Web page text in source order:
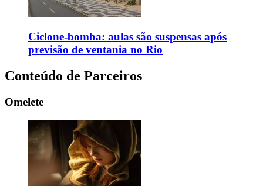
Ciclone-bomba: aulas são suspensas após
previsão de ventania no Rio
Conteúdo de Parceiros
Omelete